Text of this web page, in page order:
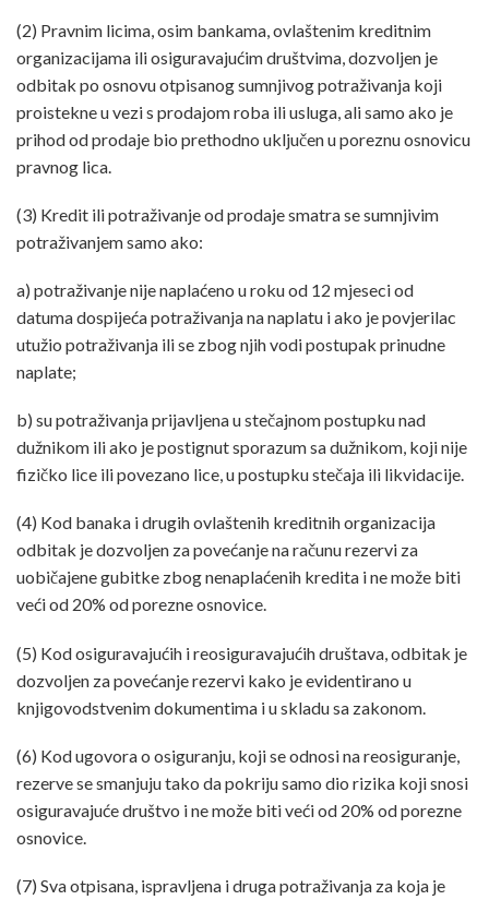
(2) Pravnim licima, osim bankama, ovlaštenim kreditnim
organizacijama ili osiguravajućim društvima, dozvoljen je
odbitak po osnovu otpisanog sumnjivog potraživanja koji
proistekne u vezi s prodajom roba ili usluga, ali samo ako je
prihod od prodaje bio prethodno uključen u poreznu osnovicu
pravnog lica.
(3) Kredit ili potraživanje od prodaje smatra se sumnjivim
potraživanjem samo ako:
a) potraživanje nije naplaćeno u roku od 12 mjeseci od
datuma dospijeća potraživanja na naplatu i ako je povjerilac
utužio potraživanja ili se zbog njih vodi postupak prinudne
naplate;
b) su potraživanja prijavljena u stečajnom postupku nad
dužnikom ili ako je postignut sporazum sa dužnikom, koji nije
fizičko lice ili povezano lice, u postupku stečaja ili likvidacije.
(4) Kod banaka i drugih ovlaštenih kreditnih organizacija
odbitak je dozvoljen za povećanje na računu rezervi za
uobičajene gubitke zbog nenaplaćenih kredita i ne može biti
veći od 20% od porezne osnovice.
(5) Kod osiguravajućih i reosiguravajućih društava, odbitak je
dozvoljen za povećanje rezervi kako je evidentirano u
knjigovodstvenim dokumentima i u skladu sa zakonom.
(6) Kod ugovora o osiguranju, koji se odnosi na reosiguranje,
rezerve se smanjuju tako da pokriju samo dio rizika koji snosi
osiguravajuće društvo i ne može biti veći od 20% od porezne
osnovice.
(7) Sva otpisana, ispravljena i druga potraživanja za koja je